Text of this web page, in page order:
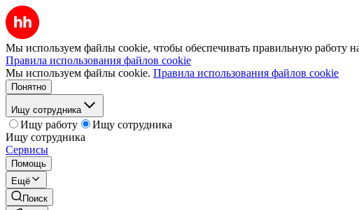
Мы используем файлы cookie, чтобы обеспечивать правильную работу
Правила использования файлов cookie
Мы используем файлы cookie. Правила использования файлов cookie
Понятно
Ищу сотрудника
Ищу работу
Ищу сотрудника
Ищу сотрудника
Сервисы
Помощь
Ещё
Поиск